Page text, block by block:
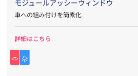
モジュールアッシーウィンドウ
車への組み付けを簡素化
詳細はこちら